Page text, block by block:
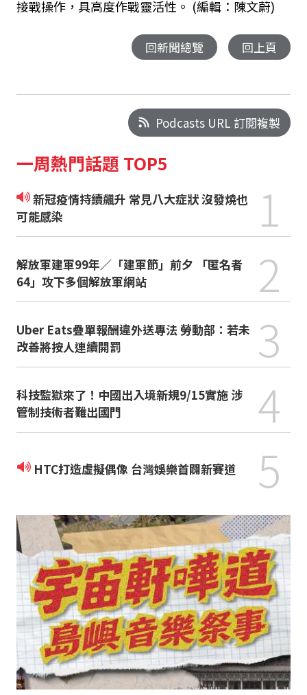
接戰操作，具高度作戰靈活性。 (編輯：陳文蔚)
回新聞總覽 回上頁
Podcasts URL 訂閱複製
一周熱門話題 TOP5
新冠疫情持續飆升 常見八大症狀 沒發燒也
可能感染
1
解放軍建軍99年／「建軍節」前夕 「匿名者
64」攻下多個解放軍網站
2
Uber Eats疊單報酬違外送專法 勞動部：若未
改善將按人連續開罰
3
科技監獄來了！中國出入境新規9/15實施 涉
管制技術者難出國門
4
HTC打造虛擬偶像 台灣娛樂首闢新賽道 5